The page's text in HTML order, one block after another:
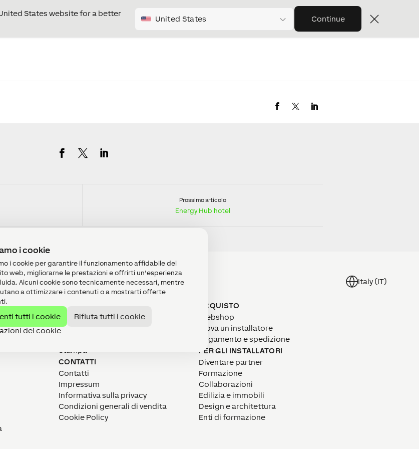
i cookie
i cookie per garantire il funzionamento affidabile del
web, migliorarne le prestazioni e offrirti un'esperienza
Alcuni cookie sono tecnicamente necessari, mentre
a ottimizzare i contenuti o a mostrarti offerte
tutti i cookie
Rifiuta tutti i cookie
dei cookie
States website for a better
United States Continue
Prossimo articolo
Energy Hub hotel
Italy (IT)
CHI SIAMO
Missione
Carriera
Stampa
CONTATTI
Contatti
Impressum
Informativa sulla privacy
Condizioni generali di vendita
Cookie Policy
ACQUISTO
Webshop
Trova un installatore
Pagamento e spedizione
PER GLI INSTALLATORI
Diventare partner
Formazione
Collaborazioni
Edilizia e immobili
Design e architettura
Enti di formazione